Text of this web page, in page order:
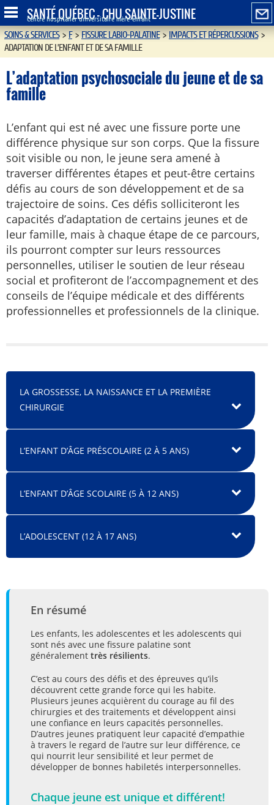
SANTÉ QUÉBEC - CHU SAINTE-JUSTINE
Centre hospitalier universitaire mère-enfant
SOINS & SERVICES>F>FISSURE LABIO-PALATINE>IMPACTS ET RÉPERCUSSIONS>
ADAPTATION DE L’ENFANT ET DE SA FAMILLE
L’adaptation psychosociale du jeune et de sa
famille
L’enfant qui est né avec une fissure porte une
différence physique sur son corps. Que la fissure
soit visible ou non, le jeune sera amené à
traverser différentes étapes et peut-être certains
défis au cours de son développement et de sa
trajectoire de soins. Ces défis solliciteront les
capacités d’adaptation de certains jeunes et de
leur famille, mais à chaque étape de ce parcours,
ils pourront compter sur leurs ressources
personnelles, utiliser le soutien de leur réseau
social et profiteront de l’accompagnement et des
conseils de l’équipe médicale et des différents
professionnelles et professionnels de la clinique.
LA GROSSESSE, LA NAISSANCE ET LA PREMIÈRE
CHIRURGIE
L’ENFANT D’ÂGE PRÉSCOLAIRE (2 À 5 ANS)
L’ENFANT D’ÂGE SCOLAIRE (5 À 12 ANS)
L’ADOLESCENT (12 À 17 ANS)
En résumé
Les enfants, les adolescentes et les adolescents qui
sont nés avec une fissure palatine sont
généralement très résilients.
C’est au cours des défis et des épreuves qu’ils
découvrent cette grande force qui les habite.
Plusieurs jeunes acquièrent du courage au fil des
chirurgies et des traitements et développent ainsi
une confiance en leurs capacités personnelles.
D’autres jeunes pratiquent leur capacité d’empathie
à travers le regard de l’autre sur leur différence, ce
qui nourrit leur sensibilité et leur permet de
développer de bonnes habiletés interpersonnelles.
Chaque jeune est unique et différent!